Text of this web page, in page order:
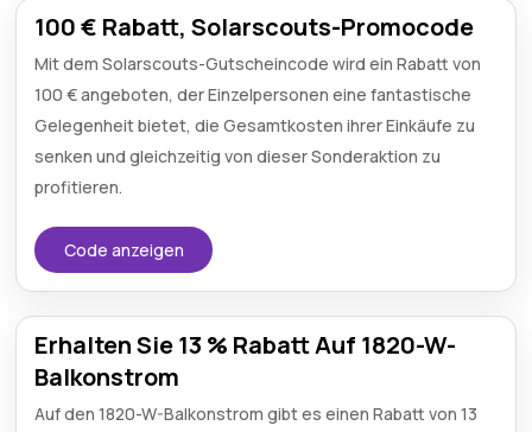
100 € Rabatt, Solarscouts-Promocode
Mit dem Solarscouts-Gutscheincode wird ein Rabatt von
100 € angeboten, der Einzelpersonen eine fantastische
Gelegenheit bietet, die Gesamtkosten ihrer Einkäufe zu
senken und gleichzeitig von dieser Sonderaktion zu
profitieren.
Code anzeigen
Erhalten Sie 13 % Rabatt Auf 1820-W-
Balkonstrom
Auf den 1820-W-Balkonstrom gibt es einen Rabatt von 13